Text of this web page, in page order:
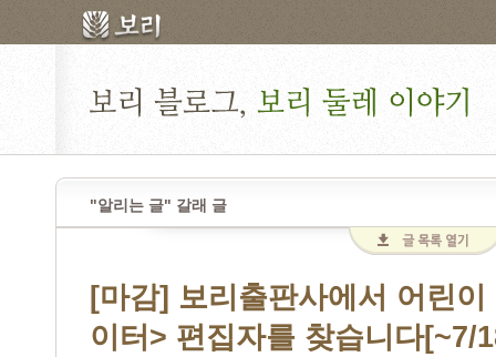
"알리는 글" 갈래 글
[마감] 보리출판사에서 어린
이터> 편집자를 찾습니다[~7/